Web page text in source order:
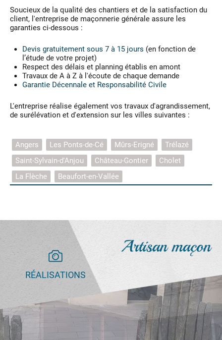
Soucieux de la qualité des chantiers et de la satisfaction du
client, l'entreprise de maçonnerie générale assure les
garanties ci-dessous :
Devis gratuitement sous 7 à 15 jours (en fonction de
l’étude de votre projet)
Respect des délais et planning établis en amont
Travaux de A à Z à l'écoute de chaque demande
Garantie Décennale et Responsabilité Civile
L'entreprise réalise également vos travaux d'agrandissement,
de surélévation et d'extension sur les villes suivantes :
Angers Les Ponts-de-Cé Mûrs-Erigné
Trélazé
Saint-Sylvain-d'Anjou
Château-Gontier
Cholet
La Flèche
Beaufort-en-Vallée
RÉALISATIONS